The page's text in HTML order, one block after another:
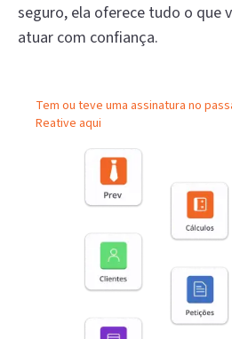
seguro, ela oferece tudo o que
atuar com confiança.
Tem ou teve uma assinatura no
Reative aqui